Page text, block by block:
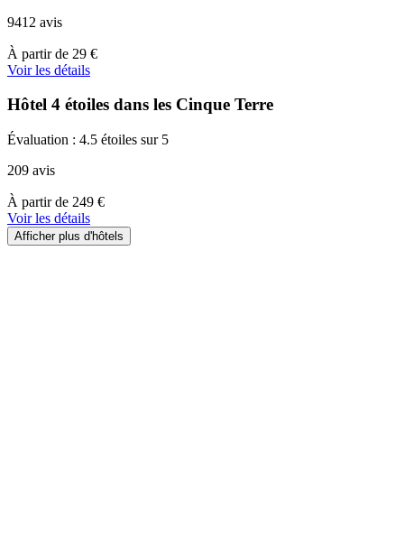
9412 avis
À
partir
29 €
À partir de 29 €
Voir les détails
Hôtel 4 étoiles dans les Cinque Terre
Évaluation : 4.5 étoiles sur 5
209 avis
À
partir
de
249 €
À partir de 249 €
Voir les détails
Afficher plus d'hôtels